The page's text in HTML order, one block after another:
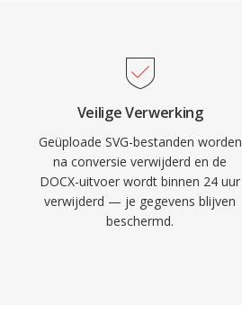
Veilige Verwerking
Geüploade SVG-bestanden worden
na conversie verwijderd en de
DOCX-uitvoer wordt binnen 24 uur
verwijderd — je gegevens blijven
beschermd.